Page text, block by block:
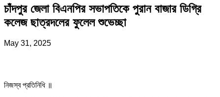
চাঁদপুর জেলা বিএনপির সভাপতিকে পুরান বাজার ডিগ্রি
কলেজ ছাত্রদলের ফুলেল শুভেচ্ছা
May 31, 2025
নিজস্ব প্রতিনিধি ॥